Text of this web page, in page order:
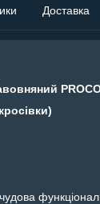
Доставка